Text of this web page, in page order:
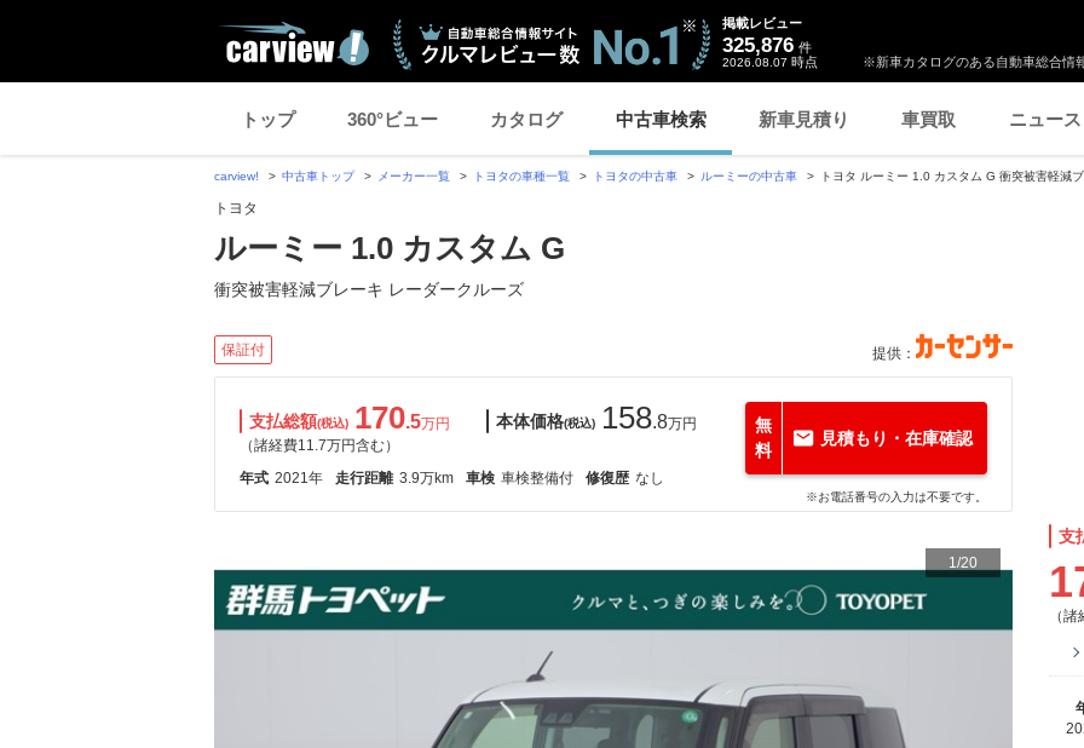
※新車カタログのある自動車総合情
掲載レビュー
325,876 件
2026.08.07 時点
トップ 360°ビュー カタログ 中古車検索 新車見積り 車買取 ニュース
carview! 中古車トップ メーカー一覧 トヨタの車種一覧 トヨタの中古車 ルーミーの中古車 トヨタ ルーミー 1.0 カスタム G 衝突被害軽減
トヨタ
ルーミー 1.0 カスタム G
衝突被害軽減ブレーキ レーダークルーズ
保証付 提供：
支払総額(税込) 170.5万円
（諸経費11.7万円含む）
本体価格(税込) 158.8万円
年式 2021年 走行距離 3.9万km 車検 車検整備付 修復歴 なし
無
料
見積もり・在庫確認
※お電話番号の入力は不要です。
1/20
支
（